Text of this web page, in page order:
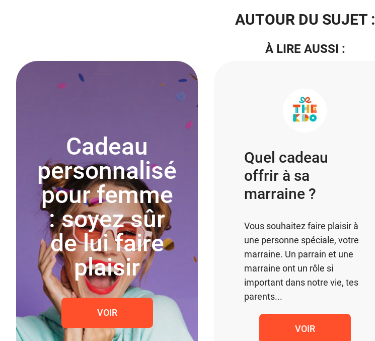
AUTOUR DU SUJET :
À LIRE AUSSI :
Cadeau
personnalisé
pour femme
: soyez sûr
de lui faire
plaisir
VOIR
Quel cadeau
offrir à sa
marraine ?
Vous souhaitez faire plaisir à
une personne spéciale, votre
marraine. Un parrain et une
marraine ont un rôle si
important dans notre vie, tes
parents...
VOIR